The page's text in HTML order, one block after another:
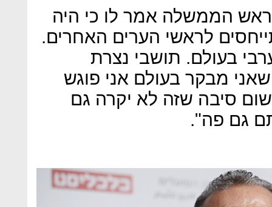
הממשלה אמר לו כי היה
לראשי הערים האחרים.
בעולם. תושבי נצרת
מבקר בעולם אני פוגש
סיבה שזה לא יקרה גם
גם פה".